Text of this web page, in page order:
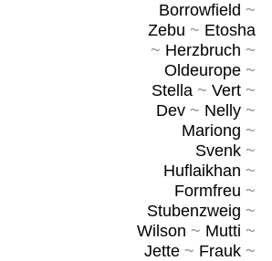
Borrowfield ~
Zebu ~ Etosha
~ Herzbruch ~
Oldeurope~
Stella~ Vert~
Dev~ Nelly~
Mariong ~
Svenk~
Huflaikhan ~
Formfreu ~
Stubenzweig ~
Wilson ~ Mutti ~
Jette~ Frauk~